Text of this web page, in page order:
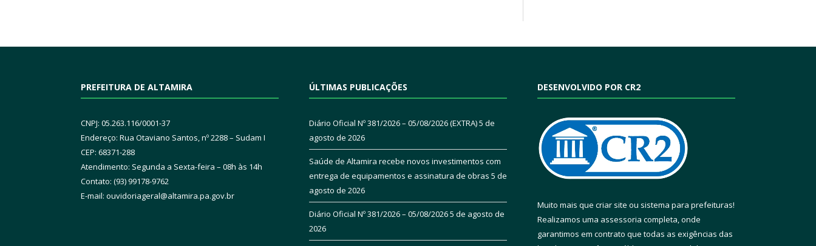
PREFEITURA DE ALTAMIRA
CNPJ: 05.263.116/0001-37
Endereço: Rua Otaviano Santos, nº 2288 – Sudam I
CEP: 68371-288
Atendimento: Segunda a Sexta-feira – 08h às 14h
Contato: (93) 99178-9762
E-mail: ouvidoriageral@altamira.pa.gov.br
ÚLTIMAS PUBLICAÇÕES
Diário Oficial Nº 381/2026 – 05/08/2026 (EXTRA)5 de
agosto de 2026
Saúde de Altamira recebe novos investimentos com
entrega de equipamentos e assinatura de obras 5 de
agosto de 2026
Diário Oficial Nº 381/2026 – 05/08/20265 de agosto de
2026
DESENVOLVIDO POR CR2
Muito mais que criar site ou sistema para prefeituras!
Realizamos uma assessoria completa, onde
garantimos em contrato que todas as exigências das